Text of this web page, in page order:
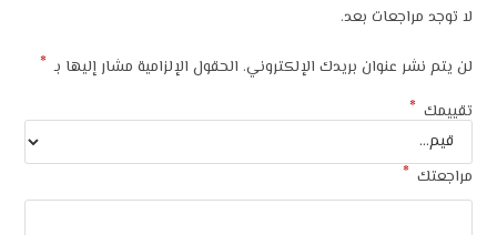
لا توجد مراجعات بعد.
لن يتم نشر عنوان بريدك الإلكتروني. الحقول الإلزامية مشار إليها بـ *
تقييمك *
مراجعتك *